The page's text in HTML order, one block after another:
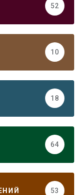
52
10
18
64
53